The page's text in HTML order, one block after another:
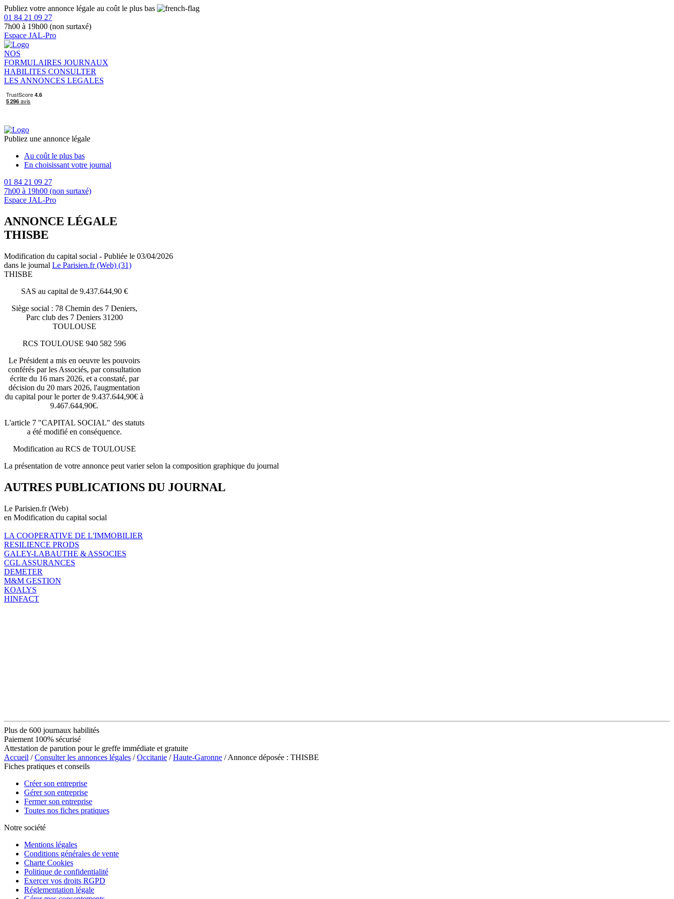
Publiez votre annonce légale au coût le plus bas
01 84 21 09 27
7h00 à 19h00 (non surtaxé)
Espace JAL-Pro
NOS
FORMULAIRES JOURNAUX
HABILITES CONSULTER
LES ANNONCES LEGALES
Publiez une annonce légale
Au coût le plus bas
En choisissant votre journal
01 84 21 09 27
7h00 à 19h00 (non surtaxé)
Espace JAL-Pro
ANNONCE LÉGALE
THISBE
Modification du capital social - Publiée le 03/04/2026
dans le journal Le Parisien.fr (Web) (31)
THISBE
SAS au capital de 9.437.644,90 €
Siège social : 78 Chemin des 7 Deniers,
Parc club des 7 Deniers 31200
TOULOUSE
RCS TOULOUSE 940 582 596
Le Président a mis en oeuvre les pouvoirs
conférés par les Associés, par consultation
écrite du 16 mars 2026, et a constaté, par
décision du 20 mars 2026, l'augmentation
du capital pour le porter de 9.437.644,90€ à
9.467.644,90€.
L'article 7 "CAPITAL SOCIAL" des statuts
a été modifié en conséquence.
Modification au RCS de TOULOUSE
La présentation de votre annonce peut varier selon la composition graphique du journal
AUTRES PUBLICATIONS DU JOURNAL
Le Parisien.fr (Web)
en Modification du capital social
LA COOPERATIVE DE L'IMMOBILIER
RESILIENCE PRODS
GALEY-LABAUTHE & ASSOCIES
CGL ASSURANCES
DEMETER
M&M GESTION
KOALYS
HINFACT
Plus de 600 journaux habilités
Paiement 100% sécurisé
Attestation de parution pour le greffe immédiate et gratuite
Accueil /Consulter les annonces légales /Occitanie /Haute-Garonne / Annonce déposée : THISBE
Fiches pratiques et conseils
Créer son entreprise
Gérer son entreprise
Fermer son entreprise
Toutes nos fiches pratiques
Notre société
Mentions légales
Conditions générales de vente
Charte Cookies
Politique de confidentialité
Exercer vos droits RGPD
Réglementation légale